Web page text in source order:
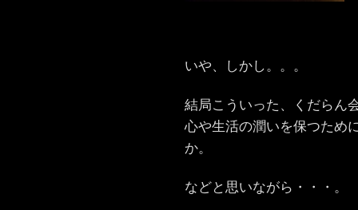
いや、しかし。。。
結局こういった、くだらん
心や生活の潤いを保つため
か。
などと思いながら・・・。